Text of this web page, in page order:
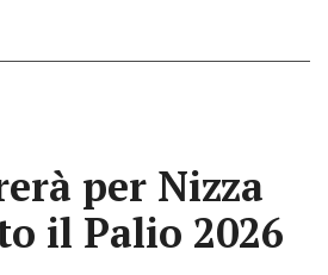
per Nizza
il Palio 2026